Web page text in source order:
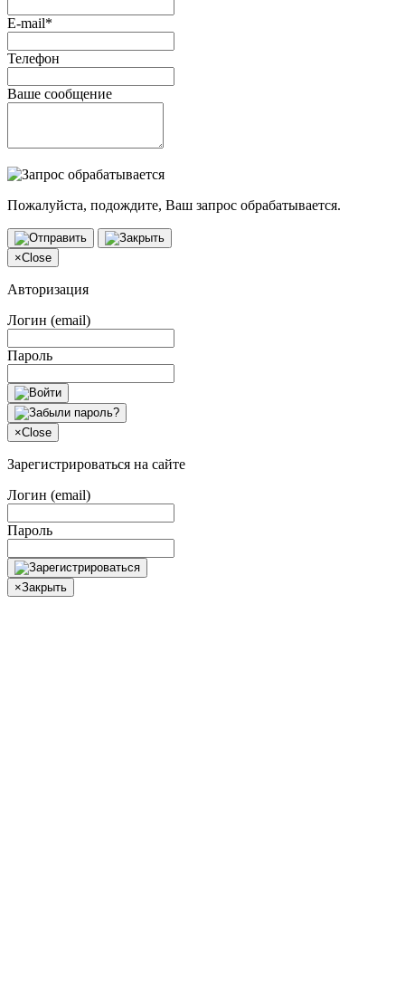
E-mail*
Телефон
Ваше сообщение
Пожалуйста, подождите, Ваш запрос обрабатывается.
×Close
Авторизация
Логин (email)
Пароль
×Close
Зарегистрироваться на сайте
Логин (email)
Пароль
×Закрыть